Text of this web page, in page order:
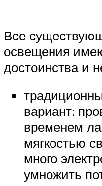
Все
освещения
достоинства и
вариант:
временем
мягкостью
много
умножить